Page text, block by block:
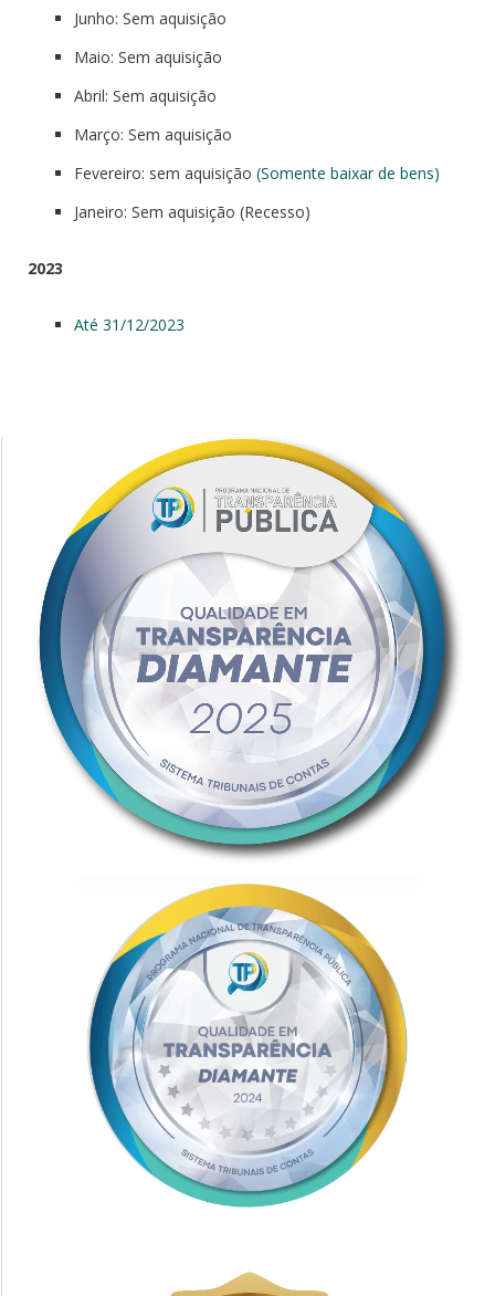
Junho: Sem aquisição
Maio: Sem aquisição
Abril: Sem aquisição
Março: Sem aquisição
Fevereiro: sem aquisição (Somente baixar de bens)
Janeiro: Sem aquisição (Recesso)
2023
Até 31/12/2023